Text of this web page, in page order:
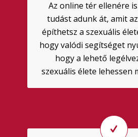
Az online tér ellenére
tudást adunk át, amit
építhetsz a szexuális
hogy valódi segítséget
hogy a lehető
szexuális élete lehessen